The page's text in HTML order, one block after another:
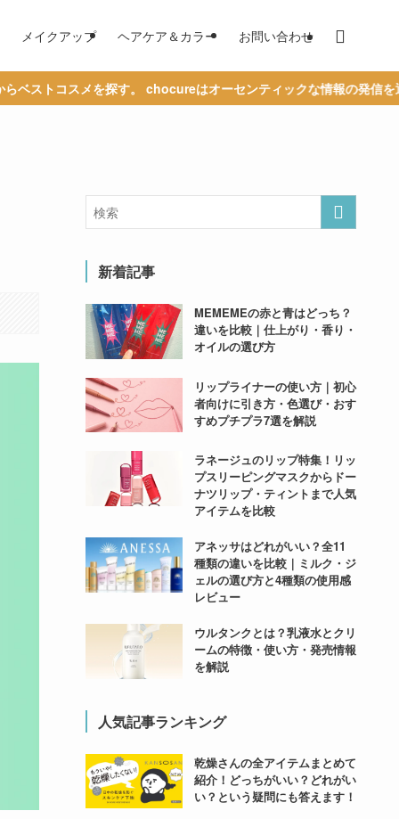
メイクアップ ヘアケア＆カラー お問い合わせ
。 chocureはオーセンティックな情報の発信を通じて、あなたの
新着記事
MEMEMEの赤と青はどっち？
違いを比較｜仕上がり・香り・
オイルの選び方
リップライナーの使い方｜初心
者向けに引き方・色選び・おす
すめプチプラ7選を解説
ラネージュのリップ特集！リッ
プスリーピングマスクからドー
ナツリップ・ティントまで人気
アイテムを比較
アネッサはどれがいい？全11
種類の違いを比較｜ミルク・ジ
ェルの選び方と4種類の使用感
レビュー
ウルタンクとは？乳液水とクリ
ームの特徴・使い方・発売情報
を解説
人気記事ランキング
乾燥さんの全アイテムまとめて
紹介！どっちがいい？どれがい
い？という疑問にも答えます！